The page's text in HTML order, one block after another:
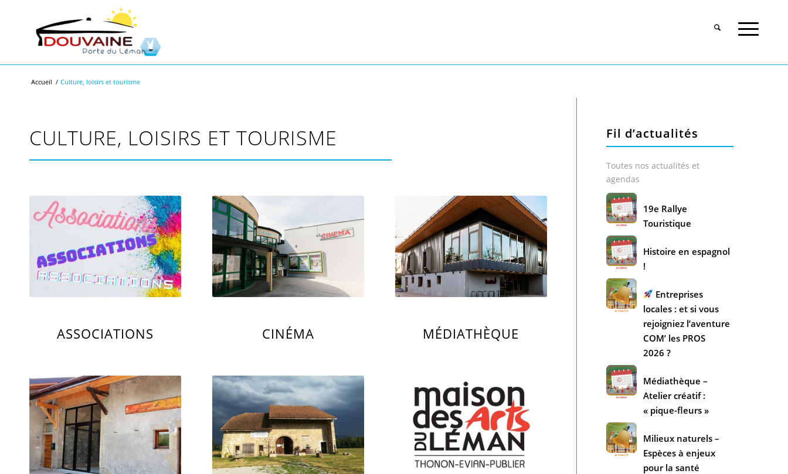
Accueil / Culture, loisirs et tourisme
CULTURE, LOISIRS ET TOURISME
ASSOCIATIONS CINÉMA MÉDIATHÈQUE
Fil d’actualités
Toutes nos actualités et
agendas
19e Rallye
Touristique
Histoire en espagnol
!
Entreprises
locales : et si vous
rejoigniez l’aventure
COM’ les PROS
2026 ?
Médiathèque –
Atelier créatif :
« pique-fleurs »
Milieux naturels –
Espèces à enjeux
pour la santé